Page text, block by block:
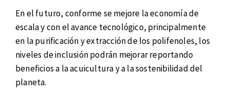
En el futuro, conforme se mejore la economía de
escala y con el avance tecnológico, principalmente
en la purificación y extracción de los polifenoles, los
niveles de inclusión podrán mejorar reportando
beneficios a la acuicultura y a la sostenibilidad del
planeta.